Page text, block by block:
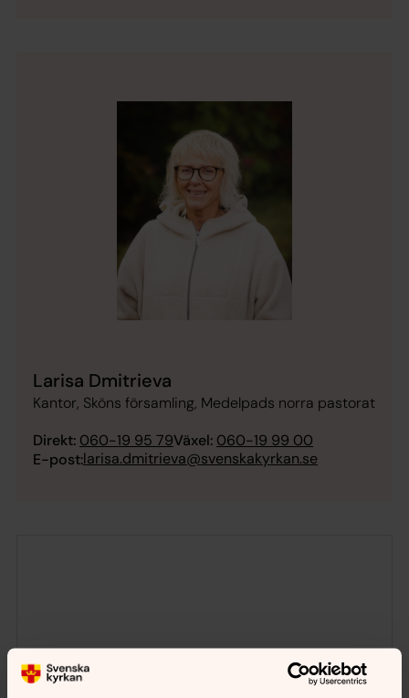
Larisa Dmitrieva
Kantor, Sköns församling, Medelpads norra pastorat
Direkt: 060-19 95 79Växel: 060-19 99 00
E-post:larisa.dmitrieva@svenskakyrkan.se